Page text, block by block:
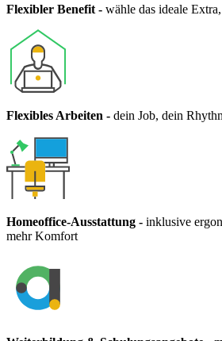
Flexibler Benefit- wähle das ideale
Flexibles Arbeiten - dein Job, dein
Homeoffice-Ausstattung - inklusive
mehr Komfort